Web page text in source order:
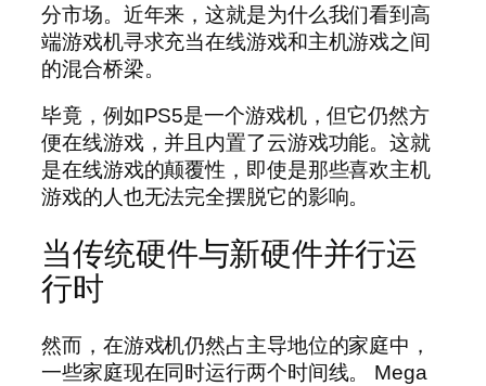
分市场。近年来，这就是为什么我们看到高
端游戏机寻求充当在线游戏和主机游戏之间
的混合桥梁。
毕竟，例如PS5是一个游戏机，但它仍然方
便在线游戏，并且内置了云游戏功能。这就
是在线游戏的颠覆性，即使是那些喜欢主机
游戏的人也无法完全摆脱它的影响。
当传统硬件与新硬件并行运
行时
然而，在游戏机仍然占主导地位的家庭中，
一些家庭现在同时运行两个时间线。 Mega